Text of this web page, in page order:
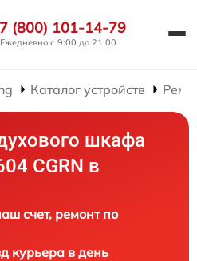
(800) 101-14-79
Ежедневно с 9:00 до 21:00
Каталог устройств
шкафа
CGRN в
счет, ремонт по
курьера в день